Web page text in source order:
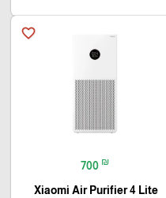
favorite_border
700 ₪
Xiaomi Air Purifier 4 Lite